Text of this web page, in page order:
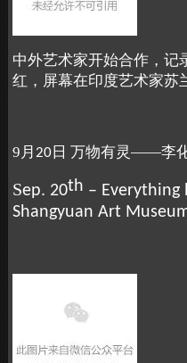
中外艺术家开始合作，记
红，屏幕在印度艺术家苏
9月 20 日 万物有灵——李
Sep. 20th – Everything
Shangyuan Art